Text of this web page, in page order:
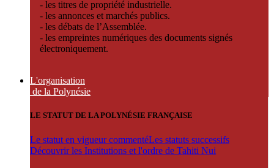
- les titres de propriété industrielle.
- les annonces et marchés publics.
- les débats de l’Assemblée.
- les empreintes numériques des documents signés
électroniquement.
L'organisation
de la Polynésie
LE STATUT DE LA POLYNÉSIE FRANÇAISE
Le statut en vigueur commentéLes statuts successifs
Découvrir les Institutions et l'ordre de Tahiti Nui